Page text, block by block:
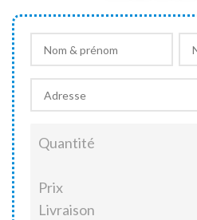
Quantité
Prix
Livraison